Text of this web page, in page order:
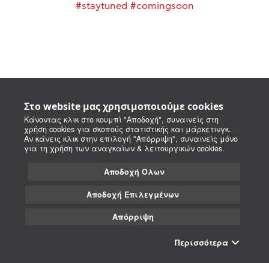
Στο website μας χρησιμοποιούμε cookies
Κάνοντας κλικ στο κουμπί "Αποδοχή", συναινείς στη
χρήση cookies για σκοπούς στατιστικής και μάρκετινγκ.
Αν κάνεις κλικ στην επιλογή "Απόρριψη", συναινείς μόνο
για τη χρήση των αναγκαίων & λειτουργικών cookies.
Αποδοχή Όλων
Αποδοχή Επιλεγμένων
Απόρριψη
Περισσότερα
#staytuned #comingsoon